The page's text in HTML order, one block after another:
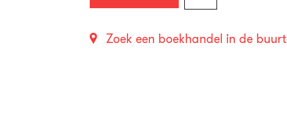
Zoek een boekhandel in de buurt